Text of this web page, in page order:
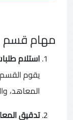
مهام قسم
استلام
يقوم القسم
المعاهد،
تدقيق